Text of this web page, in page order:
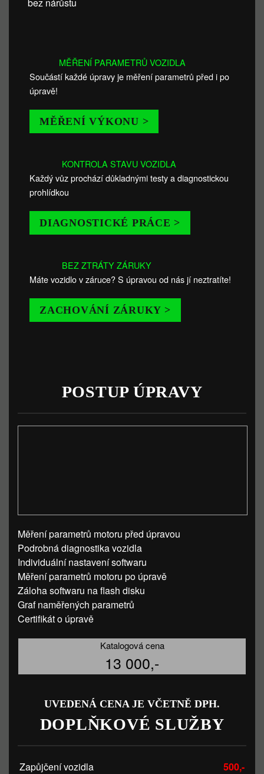
MĚŘENÍ PARAMETRŮ VOZIDLA
Součástí každé úpravy je měření parametrů před i po
úpravě!
MĚŘENÍ VÝKONU >
KONTROLA STAVU VOZIDLA
Každý vůz prochází důkladnými testy a diagnostickou
prohlídkou
DIAGNOSTICKÉ PRÁCE >
BEZ ZTRÁTY ZÁRUKY
Máte vozidlo v záruce? S úpravou od nás jí neztratíte!
ZACHOVÁNÍ ZÁRUKY >
POSTUP ÚPRAVY
Měření parametrů motoru před úpravou
Podrobná diagnostika vozidla
Individuální nastavení softwaru
Měření parametrů motoru po úpravě
Záloha softwaru na flash disku
Graf naměřených parametrů
Certifikát o úpravě
Katalogová cena
13 000,-
UVEDENÁ CENA JE VČETNĚ DPH.
DOPLŇKOVÉ SLUŽBY
Zapůjčení vozidla
500,-